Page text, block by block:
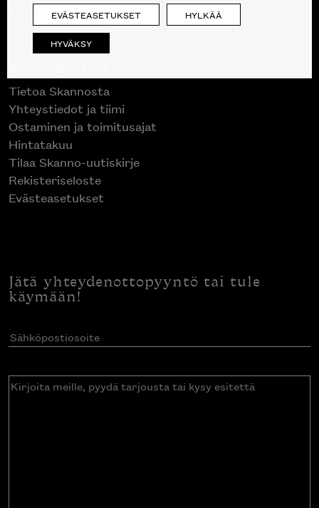
Poistuvat mallikappaleet
Tietoa Skannosta
Yhteystiedot ja tiimi
Ostaminen ja toimitusajat
Hintatakuu
Tilaa Skanno-uutiskirje
Rekisteriseloste
Evästeasetukset
Jätä yhteydenottopyyntö tai tule
käymään!
Sähköpostiosoite(Pakollinen)
Kirjoita
EVÄSTEASETUKSET HYLKÄÄ
HYVÄKSY